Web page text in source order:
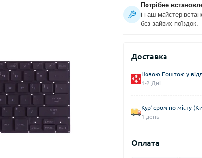
Потрібне
і наш майстер
без зайвих поїздок.
Доставка
Новою Поштою у
1-2 Дні
Курʼєром по місту
1 день
Оплата